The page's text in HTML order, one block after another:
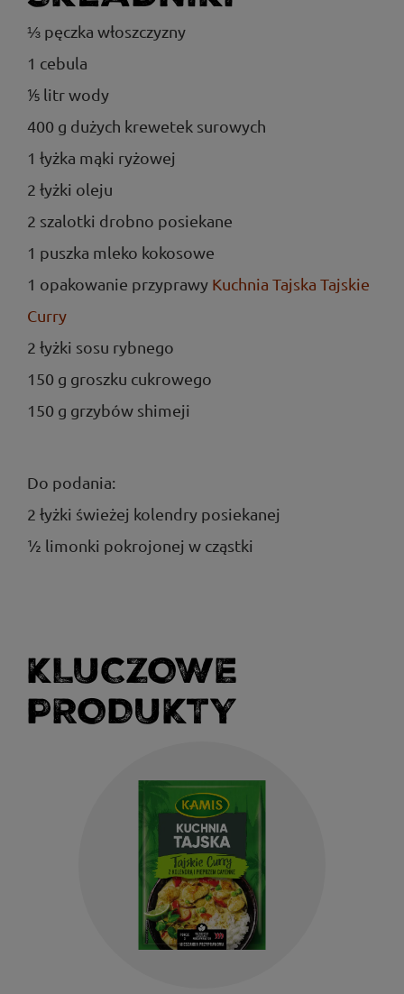
⅓ pęczka włoszczyzny
1 cebula
⅕ litr wody
400 g dużych krewetek surowych
1 łyżka mąki ryżowej
2 łyżki oleju
2 szalotki drobno posiekane
1 puszka mleko kokosowe
1 opakowanie przyprawy Kuchnia Tajska Tajskie
Curry
2 łyżki sosu rybnego
150 g groszku cukrowego
150 g grzybów shimeji
Do podania:
2 łyżki świeżej kolendry posiekanej
½ limonki pokrojonej w cząstki
KLUCZOWE
PRODUKTY